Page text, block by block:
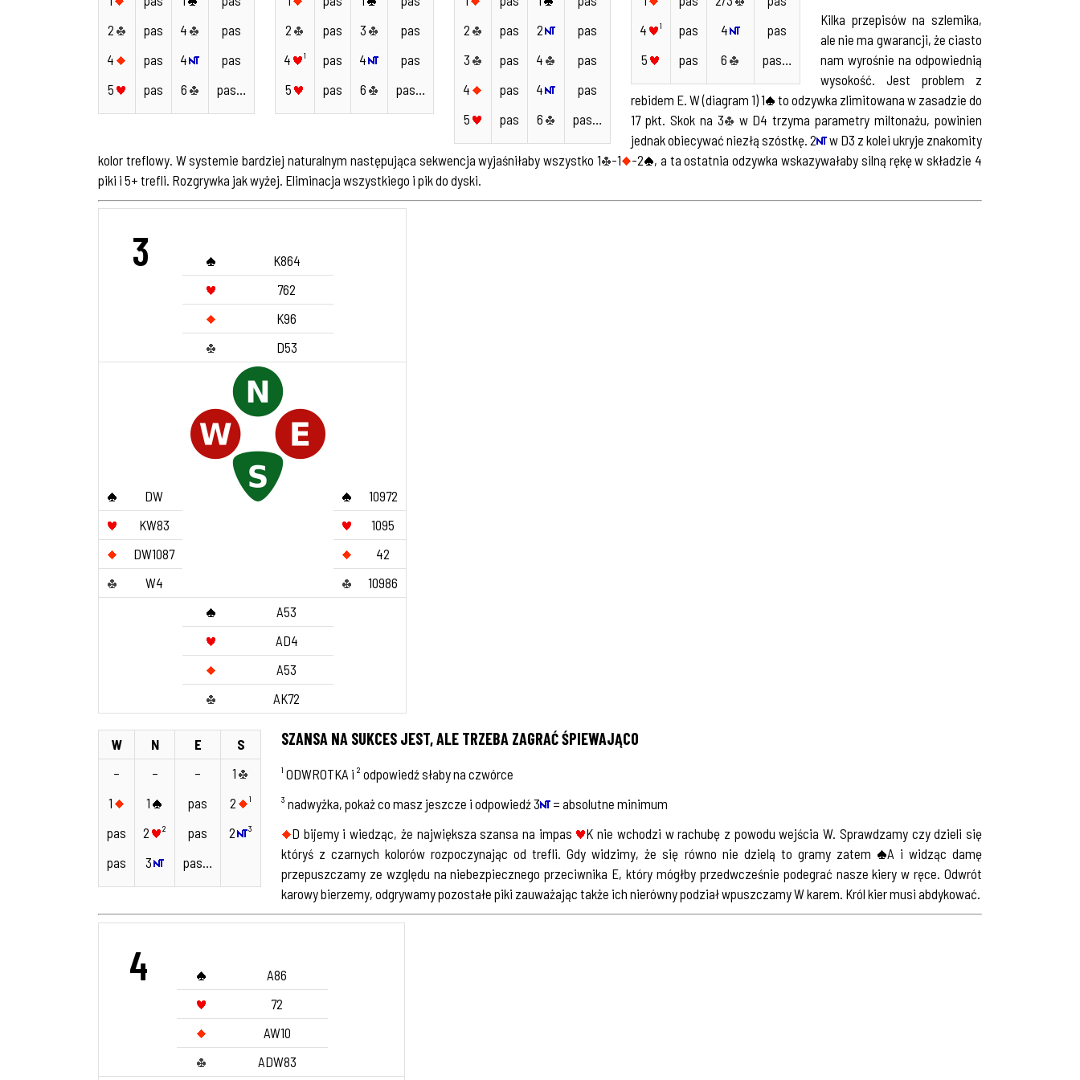
2
4
5
pas
pas
pas
4
4
6
pas
pas
pas…
2
4
¹
5
pas
pas
pas
3
4
6
pas
pas
pas…
2
3
4
5
pas
pas
pas
pas
2
4
4
6
pas
pas
pas
pas…
4
¹
5
pas
pas
4
6
pas
pas…
Kilka przepisów na szlemika,
ale nie ma gwarancji, że ciasto
nam wyrośnie na odpowiednią
wysokość. Jest problem z
rebidem E. W (diagram 1) 1
to odzywka zlimitowana w zasadzie do
17 pkt. Skok na 3
w D4 trzyma parametry miltonażu, powinien
jednak obiecywać niezłą szóstkę. 2
w D3 z kolei ukryje znakomity
kolor treflowy. W systemie bardziej naturalnym następująca sekwencja wyjaśniłaby wszystko 1
-1 -2
, a ta ostatnia odzywka wskazywałaby silną rękę w składzie 4
piki i 5+ trefli. Rozgrywka jak wyżej. Eliminacja wszystkiego i pik do dyski.
3
K864
762
K96
D53
DW
10972
KW83
1095
DW1087
42
W4
10986
A53
AD4
A53
AK72
W N E
S
–
1
pas
pas
–
1
2
²
3
–
pas
pas
pas…
1
2
¹
2
³
SZANSA NA SUKCES JEST, ALE TRZEBA ZAGRAĆ ŚPIEWAJĄCO
¹ ODWROTKA i ² odpowiedź słaby na czwórce
³ nadwyżka, pokaż co masz jeszcze i odpowiedź 3
= absolutne minimum
D bijemy i wiedząc, że największa szansa na impas
K nie wchodzi w rachubę z powodu wejścia W. Sprawdzamy czy dzieli się
któryś z czarnych kolorów rozpoczynając od trefli. Gdy widzimy, że się równo nie dzielą to gramy zatem
A i widząc damę
przepuszczamy ze względu na niebezpiecznego przeciwnika E, który mógłby przedwcześnie podegrać nasze kiery w ręce. Odwrót
karowy bierzemy, odgrywamy pozostałe piki zauważając także ich nierówny podział wpuszczamy W karem. Król kier musi abdykować.
4
A86
72
AW10
ADW83